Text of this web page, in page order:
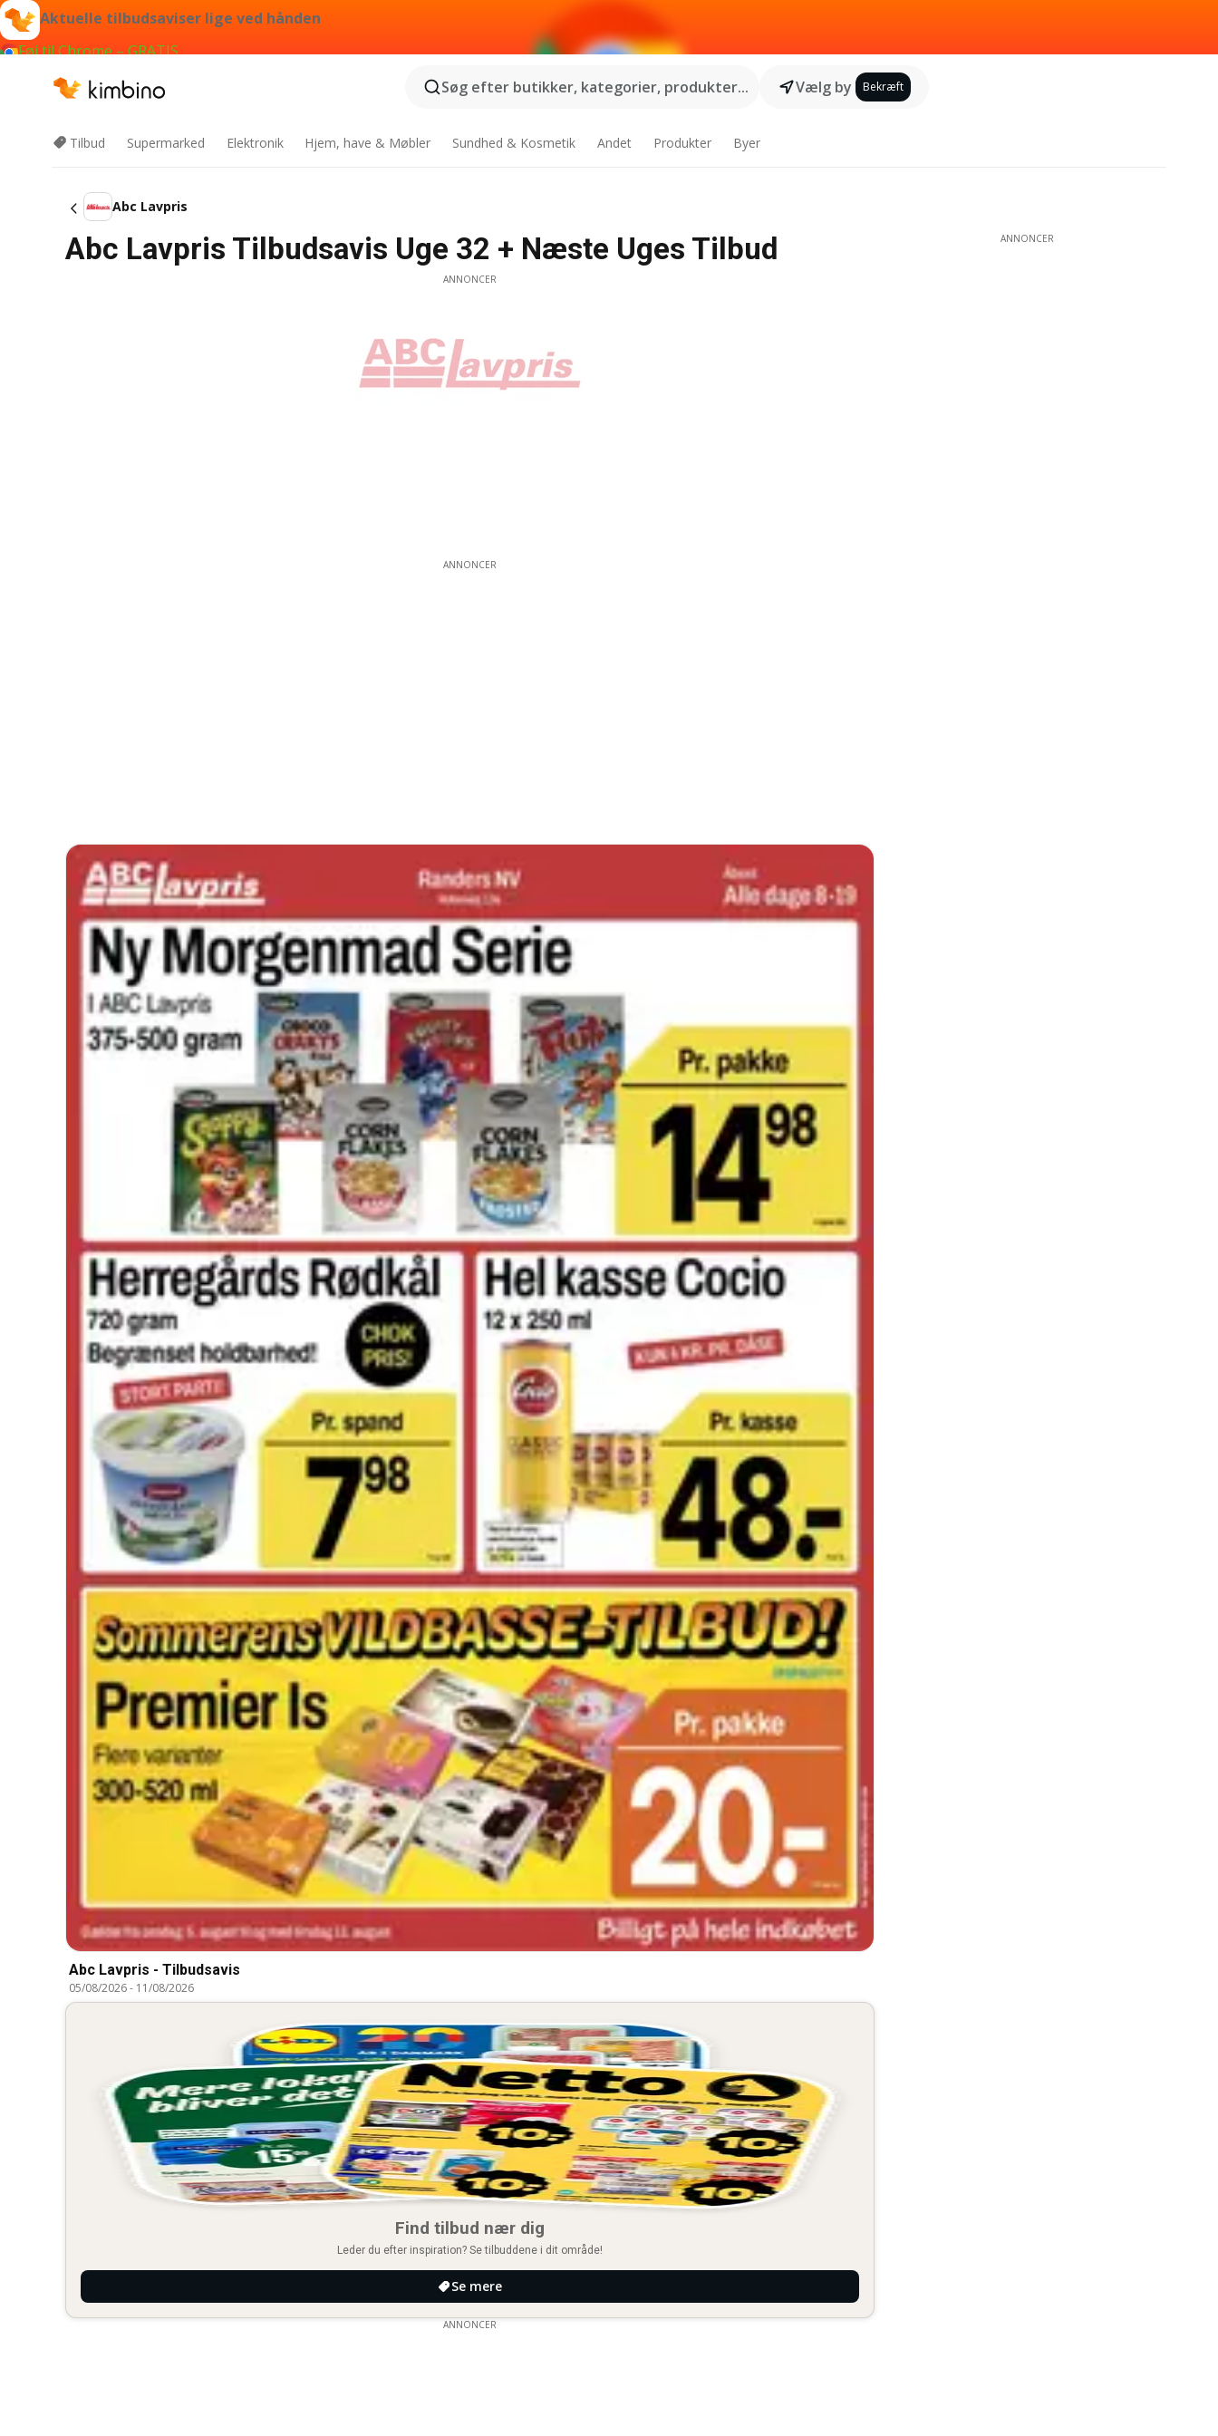
Aktuelle tilbudsaviser lige ved hånden
Føj til Chrome – GRATIS
Søg efter butikker, kategorier, produkter...
Vælg by Bekræft
Tilbud Supermarked Elektronik Hjem, have & Møbler Sundhed & Kosmetik Andet Produkter Byer
Abc Lavpris
Abc Lavpris Tilbudsavis Uge 32 + Næste Uges Tilbud
ANNONCER
ANNONCER
Abc Lavpris - Tilbudsavis
05/08/2026- 11/08/2026
Find tilbud nær dig
Leder du efter inspiration? Se tilbuddene i dit område!
Se mere
ANNONCER
ANNONCER